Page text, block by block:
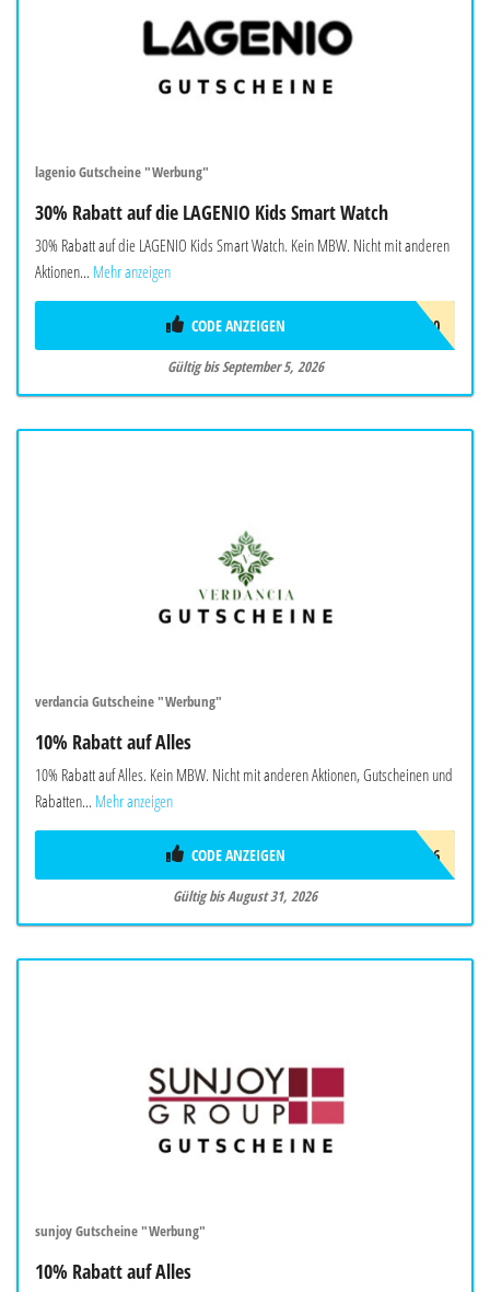
lagenio Gutscheine "Werbung"
30% Rabatt auf die LAGENIO Kids Smart Watch
30% Rabatt auf die LAGENIO Kids Smart Watch. Kein MBW. Nicht mit anderen
Aktionen... Mehr anzeigen
AF30
CODE ANZEIGEN
Gültig bis September 5, 2026
verdancia Gutscheine "Werbung"
10% Rabatt auf Alles
10% Rabatt auf Alles. Kein MBW. Nicht mit anderen Aktionen, Gutscheinen und
Rabatten... Mehr anzeigen
AUG26
CODE ANZEIGEN
Gültig bis August 31, 2026
sunjoy Gutscheine "Werbung"
10% Rabatt auf Alles